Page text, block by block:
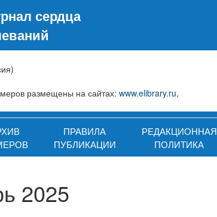
сердца
размещены на сайтах:www.elibrary.ru,
ПРАВИЛА
ПУБЛИКАЦИИ
РЕДАКЦИОННАЯ
ПОЛИТИКА
2025